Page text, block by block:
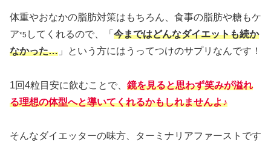
体重やおなかの脂肪対策はもちろん、食事の脂肪や糖もケ
ア*5 してくれるので、「 今まではどんなダイエットも続か
なかった… 」という方にはうってつけのサプリなんです！
1回4粒目安に飲むことで、 鏡を見ると思わず笑みが溢れ
る理想の体型へと導いてくれるかもしれませんよ♪
そんなダイエッターの味方、ターミナリアファーストです